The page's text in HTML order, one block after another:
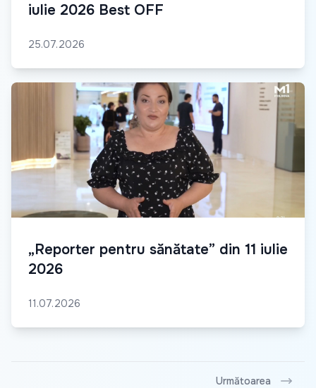
iulie 2026 Best OFF
25.07.2026
„Reporter pentru sănătate” din 11 iulie
2026
11.07.2026
Următoarea